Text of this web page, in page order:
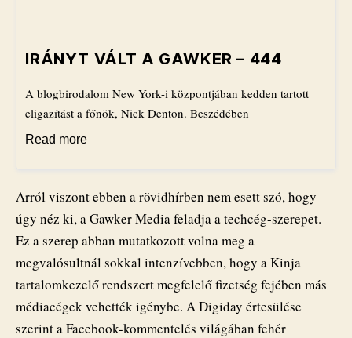
IRÁNYT VÁLT A GAWKER – 444
A blogbirodalom New York-i központjában kedden tartott
eligazítást a főnök, Nick Denton. Beszédében
Read more
Arról viszont ebben a rövidhírben nem esett szó, hogy
úgy néz ki, a Gawker Media feladja a techcég-szerepet.
Ez a szerep abban mutatkozott volna meg a
megvalósultnál sokkal intenzívebben, hogy a Kinja
tartalomkezelő rendszert megfelelő fizetség fejében más
médiacégek vehették igénybe. A Digiday értesülése
szerint a Facebook-kommentelés világában fehér